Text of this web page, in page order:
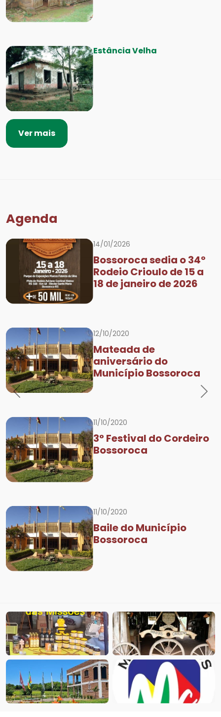
Estância Velha
Ver mais
Agenda
14/01/2026
Bossoroca sedia o 34º
Rodeio Crioulo de 15 a
18 de janeiro de 2026
12/10/2020
Mateada de
aniversário do
Município Bossoroca
11/10/2020
3° Festival do Cordeiro
Bossoroca
11/10/2020
Baile do Município
Bossoroca
Previous Next